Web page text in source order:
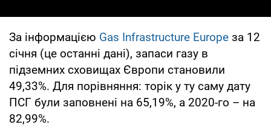
За інформацією Gas Infrastructure Europe за 12
січня (це останні дані), запаси газу в
підземних сховищах Європи становили
49,33%. Для порівняння: торік у ту саму дату
ПСГ були заповнені на 65,19%, а 2020-го – на
82,99%.